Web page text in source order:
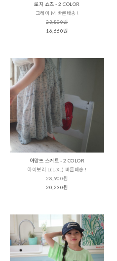
로지 쇼츠 - 2 COLOR
그레이 M 빠른배송 !
23,800원
16,660원
아망뜨 스커트 - 2 COLOR
아이보리 L(L-XL) 빠른배송 !
28,900원
20,230원